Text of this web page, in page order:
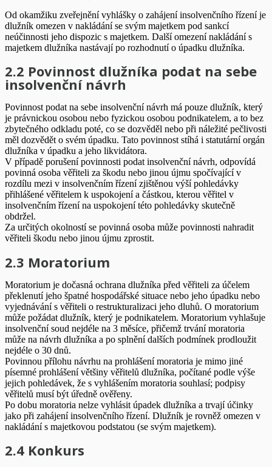
Od okamžiku zveřejnění vyhlášky o zahájení insolvenčního řízení je
dlužník omezen v nakládání se svým majetkem pod sankcí
neúčinnosti jeho dispozic s majetkem. Další omezení nakládání s
majetkem dlužníka nastávají po rozhodnutí o úpadku dlužníka.
2.2 Povinnost dlužníka podat na sebe
insolvenční návrh
Povinnost podat na sebe insolvenční návrh má pouze dlužník, který
je právnickou osobou nebo fyzickou osobou podnikatelem, a to bez
zbytečného odkladu poté, co se dozvěděl nebo při náležité pečlivosti
měl dozvědět o svém úpadku. Tato povinnost stíhá i statutární orgán
dlužníka v úpadku a jeho likvidátora.
V případě porušení povinnosti podat insolvenční návrh, odpovídá
povinná osoba věřiteli za škodu nebo jinou újmu spočívající v
rozdílu mezi v insolvenčním řízení zjištěnou výší pohledávky
přihlášené věřitelem k uspokojení a částkou, kterou věřitel v
insolvenčním řízení na uspokojení této pohledávky skutečně
obdržel.
Za určitých okolností se povinná osoba může povinnosti nahradit
věřiteli škodu nebo jinou újmu zprostit.
2.3 Moratorium
Moratorium je dočasná ochrana dlužníka před věřiteli za účelem
překlenutí jeho špatné hospodářské situace nebo jeho úpadku nebo
vyjednávání s věřiteli o restrukturalizaci jeho dluhů. O moratorium
může požádat dlužník, který je podnikatelem. Moratorium vyhlašuje
insolvenční soud nejdéle na 3 měsíce, přičemž trvání moratoria
může na návrh dlužníka a po splnění dalších podmínek prodloužit
nejdéle o 30 dnů.
Povinnou přílohu návrhu na prohlášení moratoria je mimo jiné
písemné prohlášení většiny věřitelů dlužníka, počítané podle výše
jejich pohledávek, že s vyhlášením moratoria souhlasí; podpisy
věřitelů musí být úředně ověřeny.
Po dobu moratoria nelze vyhlásit úpadek dlužníka a trvají účinky
jako při zahájení insolvenčního řízení. Dlužník je rovněž omezen v
nakládání s majetkovou podstatou (se svým majetkem).
2.4 Konkurs